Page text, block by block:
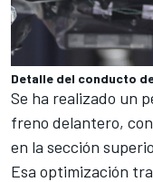
Detalle del conducto
Se ha realizado un
freno delantero,
en la sección
Esa optimización